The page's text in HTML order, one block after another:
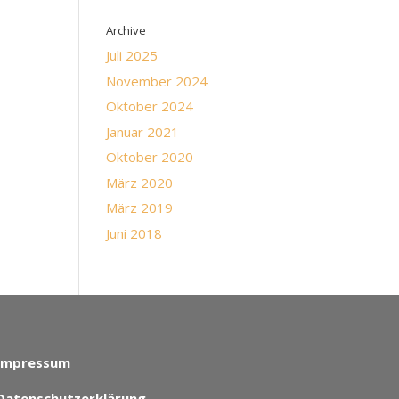
Archive
Juli 2025
November 2024
Oktober 2024
Januar 2021
Oktober 2020
März 2020
März 2019
Juni 2018